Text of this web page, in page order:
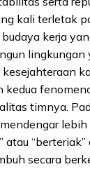
kali terletak
kerja
lingkungan
kedua
timnya.
lebih
atau
secara